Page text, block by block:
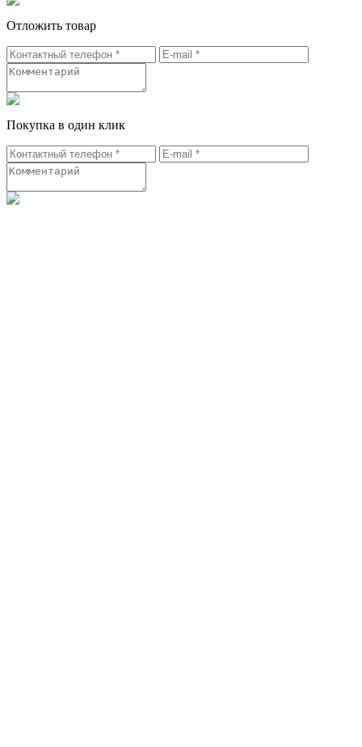
Отложить товар
Покупка в один клик